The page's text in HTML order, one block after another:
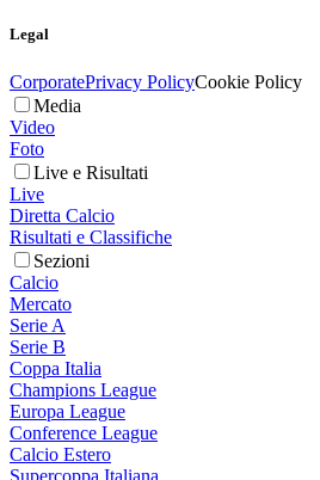
Legal
CorporatePrivacy PolicyCookie Policy
Media
Video
Foto
Live e Risultati
Live
Diretta Calcio
Risultati e Classifiche
Sezioni
Calcio
Mercato
Serie A
Serie B
Coppa Italia
Champions League
Europa League
Conference League
Calcio Estero
Supercoppa Italiana